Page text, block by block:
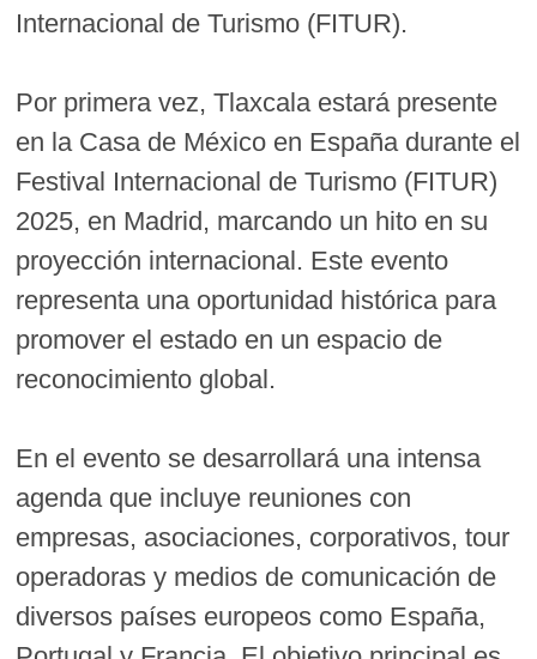
Internacional de Turismo (FITUR).
Por primera vez, Tlaxcala estará presente
en la Casa de México en España durante el
Festival Internacional de Turismo (FITUR)
2025, en Madrid, marcando un hito en su
proyección internacional. Este evento
representa una oportunidad histórica para
promover el estado en un espacio de
reconocimiento global.
En el evento se desarrollará una intensa
agenda que incluye reuniones con
empresas, asociaciones, corporativos, tour
operadoras y medios de comunicación de
diversos países europeos como España,